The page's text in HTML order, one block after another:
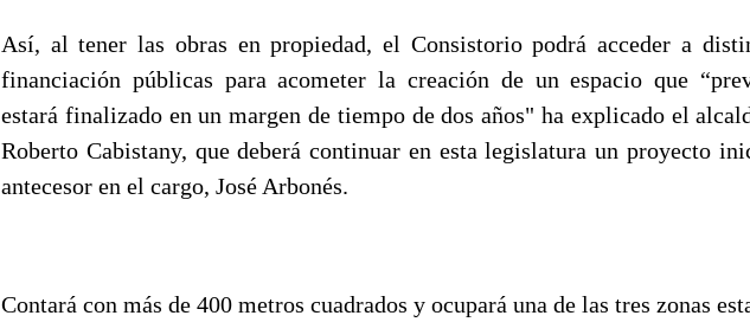
Así, al tener las obras en propiedad, el Consistorio podrá acceder a
financiación públicas para acometer la creación de un espacio que
estará finalizado en un margen de tiempo de dos años" ha explicado el
Roberto Cabistany, que deberá continuar en esta legislatura un proyecto
antecesor en el cargo, José Arbonés.
Contará con más de 400 metros cuadrados y ocupará una de las tres zonas